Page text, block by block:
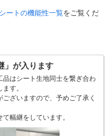
ートの機能性一覧をご覧くだ
」が入ります
はシート生地同士を繋ぎ合わ
す。
ざいますので、予めご了承く
幅継をしています。